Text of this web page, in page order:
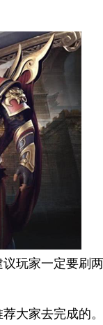
玩家一定要刷
大家去完成的。